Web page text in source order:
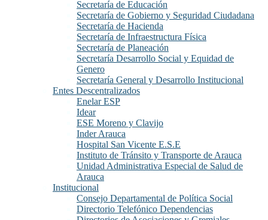
Secretaría de Educación
Secretaría de Gobierno y Seguridad Ciudadana
Secretaría de Hacienda
Secretaría de Infraestructura Física
Secretaría de Planeación
Secretaría Desarrollo Social y Equidad de
Genero
Secretaría General y Desarrollo Institucional
Entes Descentralizados
Enelar ESP
Idear
ESE Moreno y Clavijo
Inder Arauca
Hospital San Vicente E.S.E
Instituto de Tránsito y Transporte de Arauca
Unidad Administrativa Especial de Salud de
Arauca
Institucional
Consejo Departamental de Política Social
Directorio Telefónico Dependencias